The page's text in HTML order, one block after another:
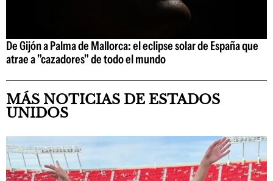
De Gijón a Palma de Mallorca: el eclipse solar de España que
atrae a "cazadores" de todo el mundo
MÁS NOTICIAS DE ESTADOS
UNIDOS